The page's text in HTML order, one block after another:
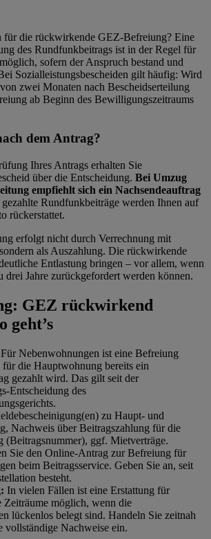
für die rückwirkende GEZ-Befreiung? Eine
des Rundfunkbeitrags ist in der Regel für
sofern der Anspruch bestand und
Sozialleistungsbescheiden gilt häufig: Wird
zwei Monaten nach Bescheidserteilung
ab Beginn des Bewilligungszeitraums
dem Antrag?
Ihres Antrags erhalten Sie
über die Entscheidung. Bei Umzug
empfiehlt sich ein Nachsendeauftrag
Rundfunkbeiträge werden Ihnen auf
rückerstattet.
erfolgt nicht durch Verrechnung mit
als Auszahlung. Die rückwirkende
Entlastung bringen – vor allem, wenn
drei Jahre zurückgefordert werden können.
GEZ rückwirkend
geht’s
Für Nebenwohnungen ist eine Befreiung
die Hauptwohnung bereits ein
gezahlt wird. Das gilt seit der
Entscheidung des
zu Haupt- und
Nachweis über Beitragszahlung für die
(Beitragsnummer), ggf. Mietverträge.
Sie den Online-Antrag zur Befreiung für
beim Beitragsservice. Geben Sie an, seit
besteht.
In vielen Fällen ist eine Erstattung für
Zeiträume möglich, wenn die
lückenlos belegt sind. Handeln Sie zeitnah
vollständige Nachweise ein.